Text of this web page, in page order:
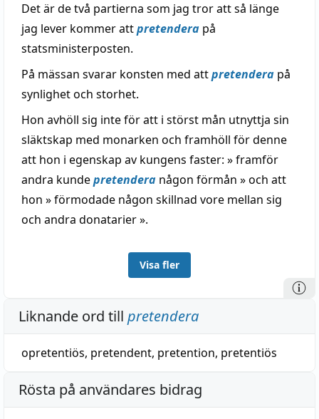
Det är de två partierna som jag tror att så länge
jag lever kommer attpretendera på
statsministerposten.
På mässan svarar konsten med attpretendera på
synlighet och storhet.
Hon avhöll sig inte för att i störst mån utnyttja sin
släktskap med monarken och framhöll för denne
att hon i egenskap av kungens faster: » framför
andra kundepretendera någon förmån » och att
hon » förmodade någon skillnad vore mellan sig
och andra donatarier ».
Visa fler
Liknande ord till pretendera
opretentiös, pretendent, pretention, pretentiös
Rösta på användares bidrag